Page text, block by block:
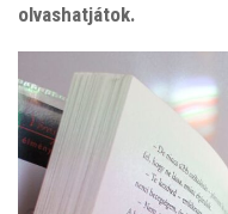
olvashatjátok.